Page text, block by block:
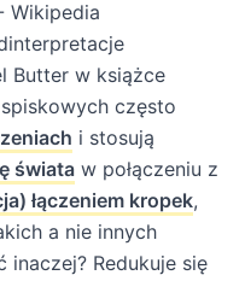
Wikipedia
Butter w książce
często
i stosują
świata w połączeniu z
łączeniem kropek,
a nie innych
inaczej? Redukuje się